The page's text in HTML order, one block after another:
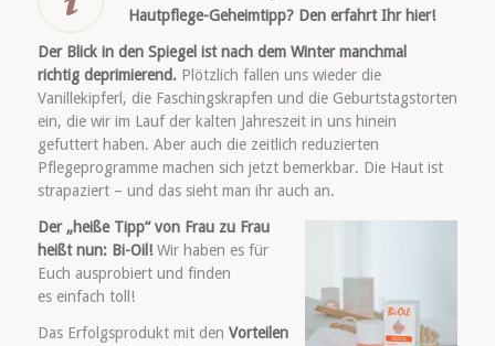
Hautpflege-Geheimtipp? Den erfahrt Ihr hier!
Der Blick in den Spiegel ist nach dem Winter manchmal
richtig deprimierend.Plötzlich fallen uns wieder die
Vanillekipferl, die Faschingskrapfen und die Geburtstagstorten
ein, die wir im Lauf der kalten Jahreszeit in uns hinein
gefuttert haben. Aber auch die zeitlich reduzierten
Pflegeprogramme machen sich jetzt bemerkbar. Die Haut ist
strapaziert – und das sieht man ihr auch an.
Der „heiße Tipp“ von Frau zu Frau
heißt nun: Bi-Oil!Wir haben es für
Euch ausprobiert und finden
es einfach toll!
Das Erfolgsprodukt mit den Vorteilen